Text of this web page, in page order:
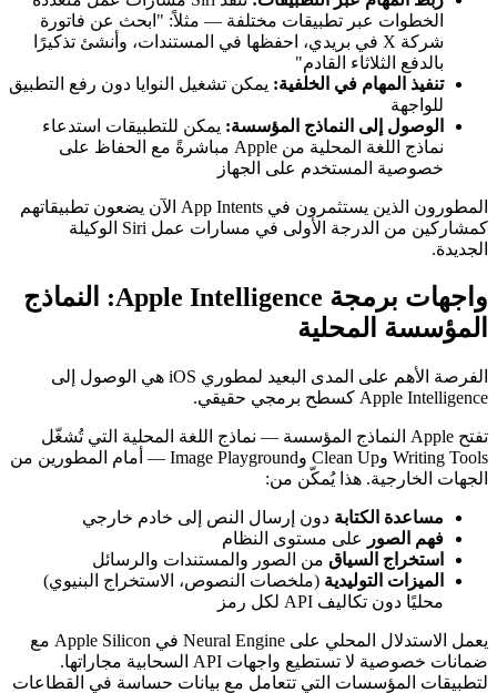
الخطوات عبر تطبيقات مختلفة — مثلاً: "ابحث عن فاتورة
شركة X في بريدي، احفظها في المستندات، وأنشئ تذكيرًا
بالدفع الثلاثاء القادم"
تنفيذ المهام في الخلفية:يمكن تشغيل النوايا دون رفع التطبيق
للواجهة
الوصول إلى النماذج المؤسسة:يمكن للتطبيقات استدعاء
نماذج اللغة المحلية من Apple مباشرةً مع الحفاظ على
خصوصية المستخدم على الجهاز
المطورون الذين يستثمرون في App Intents الآن يضعون تطبيقاتهم
كمشاركين من الدرجة الأولى في مسارات عمل Siri الوكيلة
الجديدة.
واجهات برمجة Apple Intelligence: النماذج
المؤسسة المحلية
الفرصة الأهم على المدى البعيد لمطوري iOS هي الوصول إلى
Apple Intelligence كسطح برمجي حقيقي.
تفتح Apple النماذج المؤسسة — نماذج اللغة المحلية التي تُشغّل
Writing Tools وClean Up وImage Playground — أمام المطورين من
الجهات الخارجية. هذا يُمكّن من:
مساعدة الكتابةدون إرسال النص إلى خادم خارجي
فهم الصورعلى مستوى النظام
استخراج السياقمن الصور والمستندات والرسائل
الميزات التوليدية(ملخصات النصوص، الاستخراج البنيوي)
محليًا دون تكاليف API لكل رمز
يعمل الاستدلال المحلي على Neural Engine في Apple Silicon مع
ضمانات خصوصية لا تستطيع واجهات API السحابية مجاراتها.
لتطبيقات المؤسسات التي تتعامل مع بيانات حساسة في القطاعات